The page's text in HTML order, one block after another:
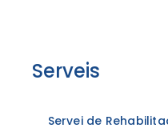
Serveis
Servei de